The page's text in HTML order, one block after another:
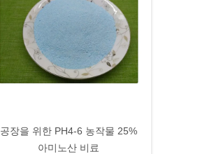
공장을 위한 PH4-6 농작물 25%
아미노산 비료